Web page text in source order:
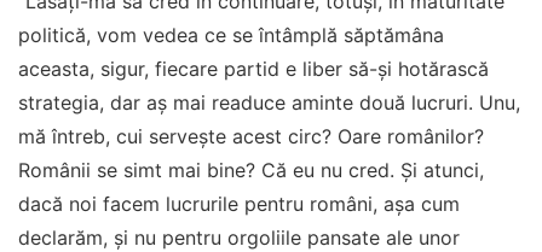
politică, vom vedea ce se întâmplă săptămâna
aceasta, sigur, fiecare partid e liber să-şi hotărască
strategia, dar aş mai readuce aminte două lucruri. Unu,
mă întreb, cui serveşte acest circ? Oare românilor?
Românii se simt mai bine? Că eu nu cred. Şi atunci,
dacă noi facem lucrurile pentru români, aşa cum
declarăm, şi nu pentru orgoliile pansate ale unor